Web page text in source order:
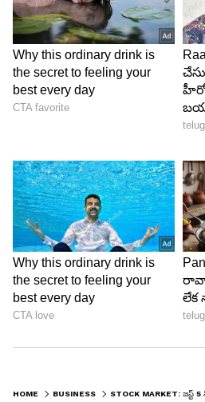
HOME BUSINESS